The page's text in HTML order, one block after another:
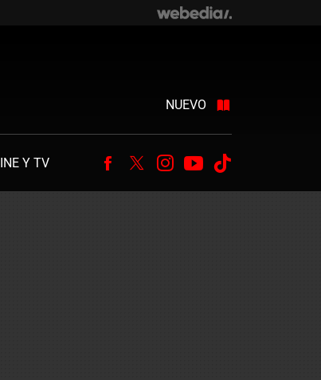
NUEVO
Y TV Facebook
TwitterInstagram
Youtube